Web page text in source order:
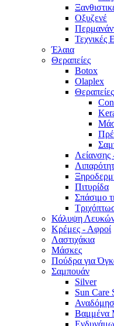
Οξυζενέ
Τεχνικές
Έλαια
Θεραπείες
Botox
Olaplex
Λείανσης
Πιτυρίδα
Σπάσιμο
Κάλυψη Λευκών
Κρέμες - Αφροί
Λαστιχάκια
Μάσκες
Πούδρα για
Σαμπουάν
Silver
Sun Care
Βαμμένα